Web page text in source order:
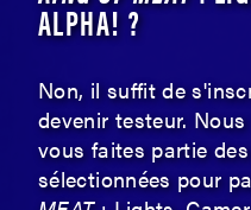
ALPHA! ?
Non, il suffit de
devenir testeur.
vous faites partie
sélectionnées pour